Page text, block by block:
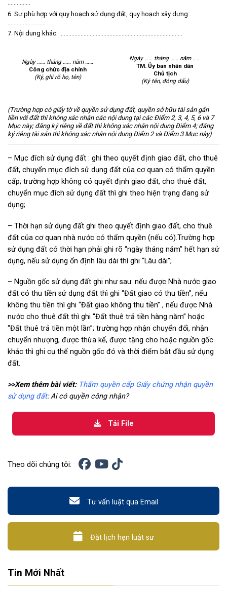
……………
6. Sự phù hợp với quy hoạch sử dụng đất, quy hoạch xây dựng:.
7. Nội dung khác: ………………………………………………………………………
Ngày …… tháng …… năm ……
Công chức địa chính
(Ký, ghi rõ họ, tên)
Ngày …… tháng …… năm ……
TM. Ủy ban nhân dân
Chủ tịch
(Ký tên, đóng dấu)
(Trường hợp có giấy tờ về quyền sử dụng đất, quyền sở hữu tài sản gắn
liền với đất thì không xác nhận các nội dung tại các Điểm 2, 3, 4, 5, 6 và 7
Mục này; đăng ký riêng về đất thì không xác nhận nội dung Điểm 4; đăng
ký riêng tài sản thì không xác nhận nội dung Điểm 2 và Điểm 3 Mục này)
– Mục đích sử dụng đất : ghi theo quyết định giao đất, cho thuê
đất, chuyển mục đích sử dụng đất của cơ quan có thẩm quyền
cấp; trường hợp không có quyết định giao đất, cho thuê đất,
chuyển mục đích sử dụng đất thì ghi theo hiện trạng đang sử
dụng;
– Thời hạn sử dụng đất ghi theo quyết định giao đất, cho thuê
đất của cơ quan nhà nước có thẩm quyền (nếu có).Trường hợp
sử dụng đất có thời hạn phải ghi rõ “ngày tháng năm” hết hạn sử
dụng, nếu sử dụng ổn định lâu dài thì ghi “Lâu dài”;
– Nguồn gốc sử dụng đất ghi như sau: nếu được Nhà nước giao
đất có thu tiền sử dụng đất thì ghi “Đất giao có thu tiền”, nếu
không thu tiền thì ghi “Đất giao không thu tiền” , nếu được Nhà
nước cho thuê đất thì ghi “Đất thuê trả tiền hàng năm” hoặc
“Đất thuê trả tiền một lần”; trường hợp nhận chuyển đổi, nhận
chuyển nhượng, được thừa kế, được tặng cho hoặc nguồn gốc
khác thì ghi cụ thể nguồn gốc đó và thời điểm bắt đầu sử dụng
đất.
>>Xem thêm bài viết: Thẩm quyền cấp Giấy chứng nhận quyền
sử dụng đất: Ai có quyền công nhận?
Tải File
Theo dõi chúng tôi:
Tư vấn luật qua Email
Đặt lịch hẹn luật sư
Tin Mới Nhất